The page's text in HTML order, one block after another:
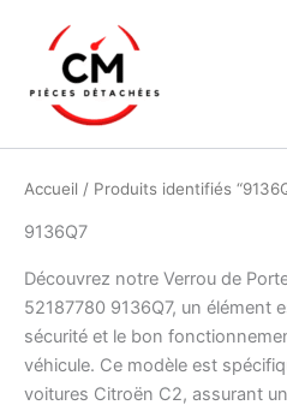
contenu
Accueil / Produits identifiés
9136Q7
Découvrez notre Verrou de
52187780 9136Q7, un élément
sécurité et le bon
véhicule. Ce modèle est
voitures Citroën C2, assurant